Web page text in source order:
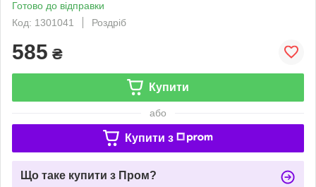
Готово до відправки
Код: 1301041
Роздріб
585 ₴
Купити
або
Купити з
Що таке купити з Пром?